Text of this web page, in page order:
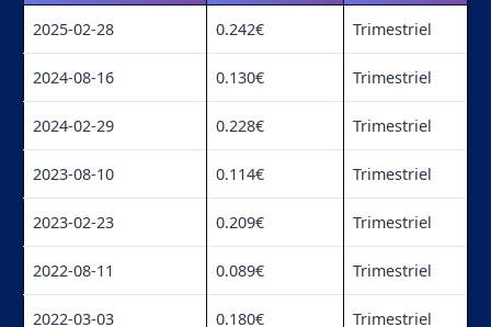
2025-02-28 0.242€ Trimestriel
2024-08-16 0.130€ Trimestriel
2024-02-29 0.228€ Trimestriel
2023-08-10 0.114€ Trimestriel
2023-02-23 0.209€ Trimestriel
2022-08-11 0.089€ Trimestriel
2022-03-03 0.180€ Trimestriel